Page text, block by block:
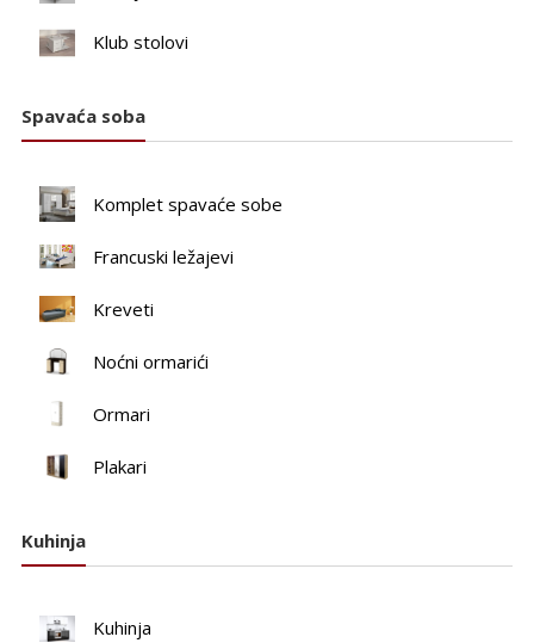
Klub stolovi
Spavaća soba
Komplet spavaće sobe
Francuski ležajevi
Kreveti
Noćni ormarići
Ormari
Plakari
Kuhinja
Kuhinja